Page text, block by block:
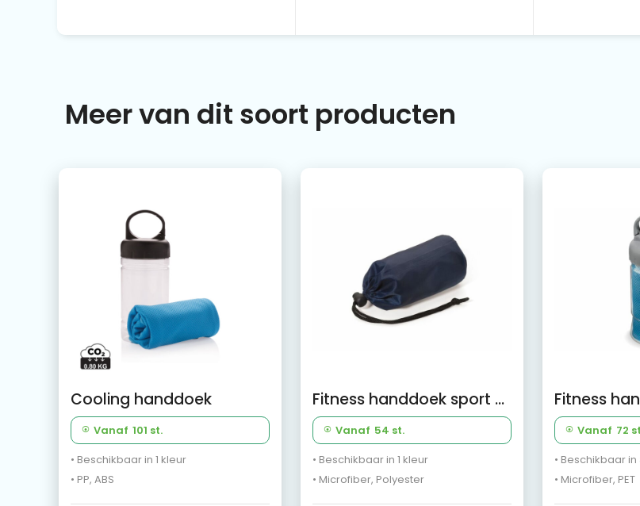
Meer van dit soort producten
Cooling handdoek
Vanaf 101 st.
• Beschikbaar in 1 kleur
• PP, ABS
Fitness handdoek sport 210D
Vanaf 54 st.
• Beschikbaar in 1 kleur
• Microfiber, Polyester
Vanaf 72
• Beschikbaar
• Microfiber, PET